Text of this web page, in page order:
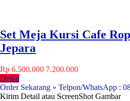
Set Meja Kursi Cafe
Jepara
Rp 6.500.000 7.200.000
Detail
Order Sekarang » Telpon/WhatsApp :
Kirim Detail atau ScreenShot Gambar